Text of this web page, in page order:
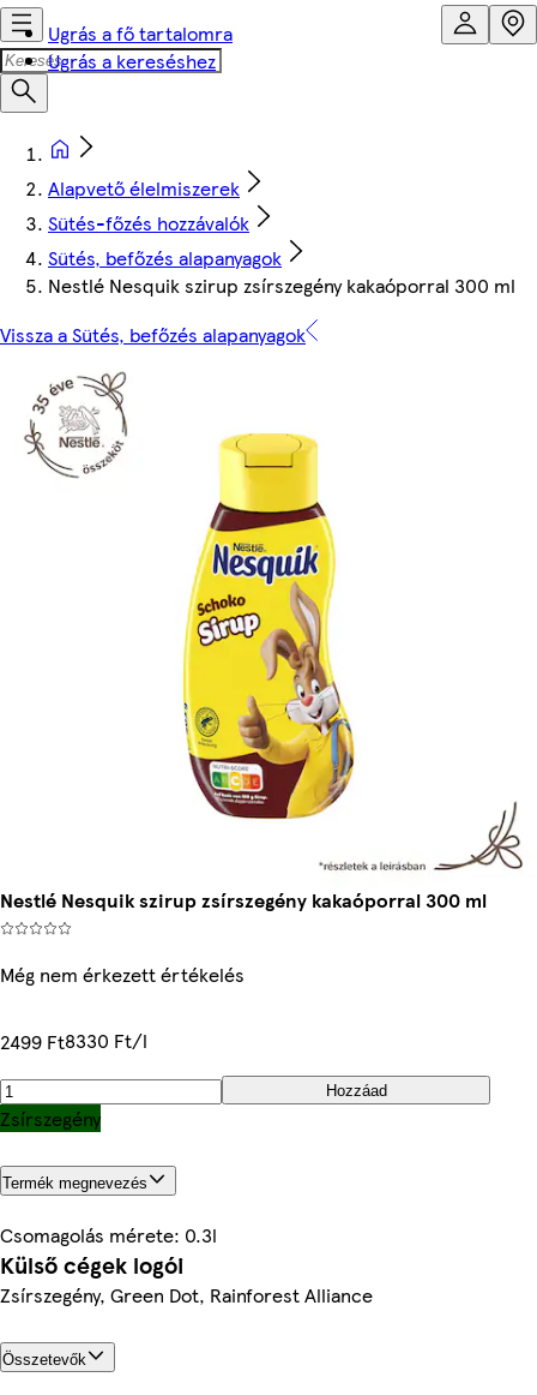
Ugrás a fő tartalomra
Ugrás a kereséshez
Alapvető élelmiszerek
Sütés-főzés hozzávalók
Sütés, befőzés alapanyagok
Nestlé Nesquik szirup zsírszegény kakaóporral 300 ml
Vissza a Sütés, befőzés alapanyagok
Nestlé Nesquik szirup zsírszegény kakaóporral 300 ml
Még nem érkezett értékelés
2499 Ft8330 Ft/l
Hozzáad
Zsírszegény
Termék megnevezés
Csomagolás mérete: 0.3l
Külső cégek logói
Zsírszegény, Green Dot, Rainforest Alliance
Összetevők